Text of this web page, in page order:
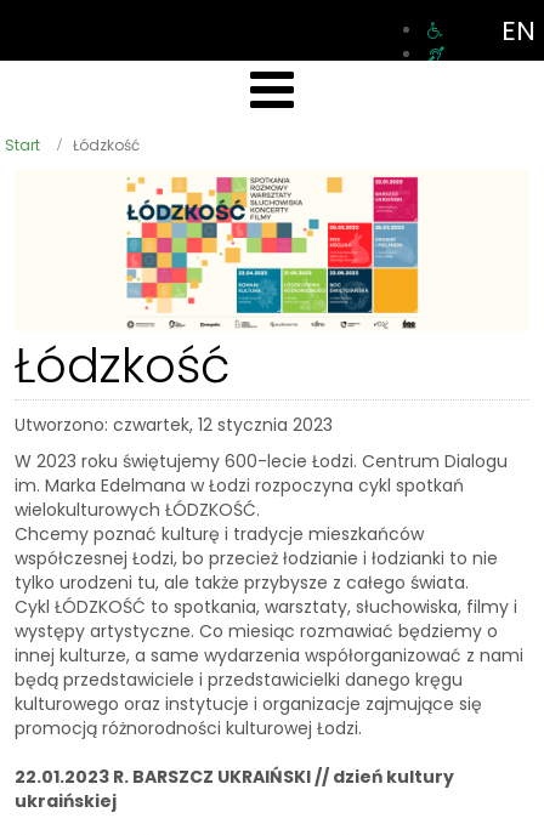
EN
Start Łódzkość
Łódzkość
Utworzono: czwartek, 12 stycznia 2023
W 2023 roku świętujemy 600-lecie Łodzi. Centrum Dialogu
im. Marka Edelmana w Łodzi rozpoczyna cykl spotkań
wielokulturowych ŁÓDZKOŚĆ.
Chcemy poznać kulturę i tradycje mieszkańców
współczesnej Łodzi, bo przecież łodzianie i łodzianki to nie
tylko urodzeni tu, ale także przybysze z całego świata.
Cykl ŁÓDZKOŚĆ to spotkania, warsztaty, słuchowiska, filmy i
występy artystyczne. Co miesiąc rozmawiać będziemy o
innej kulturze, a same wydarzenia współorganizować z nami
będą przedstawiciele i przedstawicielki danego kręgu
kulturowego oraz instytucje i organizacje zajmujące się
promocją różnorodności kulturowej Łodzi.
22.01.2023 R. BARSZCZ UKRAIŃSKI // dzień kultury
ukraińskiej